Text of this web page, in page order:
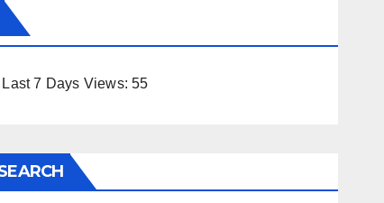
Last 7 Days Views:55